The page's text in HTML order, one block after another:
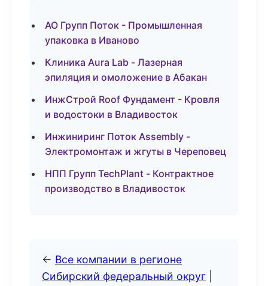
АО Групп Поток - Промышленная
упаковка в Иваново
Клиника Aura Lab - Лазерная
эпиляция и омоложение в Абакан
ИнжСтрой Roof Фундамент - Кровля
и водостоки в Владивосток
Инжиниринг Поток Assembly -
Электромонтаж и жгуты в Череповец
НПП Групп TechPlant - Контрактное
производство в Владивосток
← Все компании в регионе
Сибирский федеральный округ